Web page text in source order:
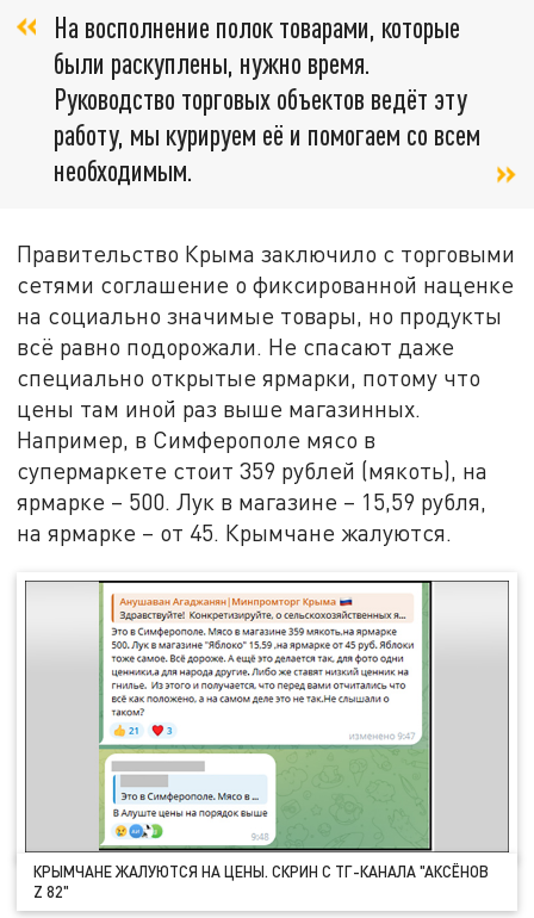
На восполнение полок товарами, которые
были раскуплены, нужно время.
Руководство торговых объектов ведёт эту
работу, мы курируем её и помогаем со всем
необходимым.
Правительство Крыма заключило с торговыми
сетями соглашение о фиксированной наценке
на социально значимые товары, но продукты
всё равно подорожали. Не спасают даже
специально открытые ярмарки, потому что
цены там иной раз выше магазинных.
Например, в Симферополе мясо в
супермаркете стоит 359 рублей (мякоть), на
ярмарке – 500. Лук в магазине – 15,59 рубля,
на ярмарке – от 45. Крымчане жалуются.
КРЫМЧАНЕ ЖАЛУЮТСЯ НА ЦЕНЫ. СКРИН С ТГ-КАНАЛА "АКСЁНОВ
Z 82"